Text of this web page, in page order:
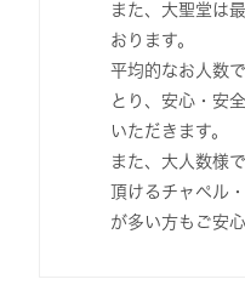
また、大聖堂は
おります。
平均的なお人数
とり、安心・安
いただきます。
また、大人数様
頂けるチャペル
が多い方もご安